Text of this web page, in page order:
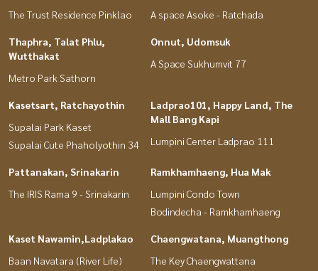
The Trust Residence Pinklao
A space Asoke - Ratchada
Thaphra, Talat Phlu,
Wutthakat
Metro Park Sathorn
Onnut, Udomsuk
A Space Sukhumvit 77
Kasetsart, Ratchayothin
Supalai Park Kaset
Supalai Cute Phaholyothin 34
Ladprao101, Happy Land, The
Mall Bang Kapi
Lumpini Center Ladprao 111
Pattanakan, Srinakarin
The IRIS Rama 9 - Srinakarin
Ramkhamhaeng, Hua Mak
Lumpini Condo Town
Bodindecha - Ramkhamhaeng
Kaset Nawamin,Ladplakao
Baan Navatara (River Life)
Chaengwatana, Muangthong
The Key Chaengwattana